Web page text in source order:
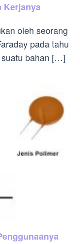
Kerjanya
oleh seorang
pada tahu
suatu bahan […]